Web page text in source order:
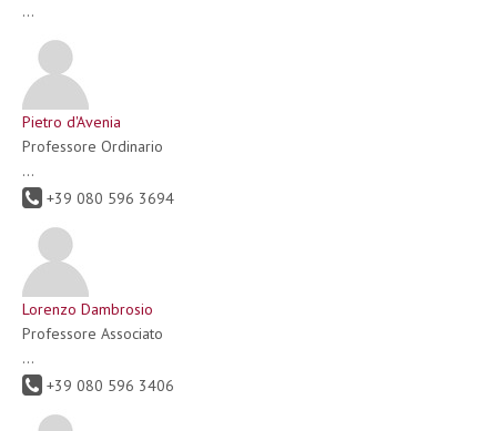
...
Pietro d'Avenia
Professore Ordinario
...
+39 080 596 3694
Lorenzo Dambrosio
Professore Associato
...
+39 080 596 3406